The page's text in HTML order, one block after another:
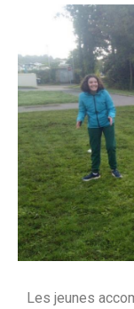
Les jeunes